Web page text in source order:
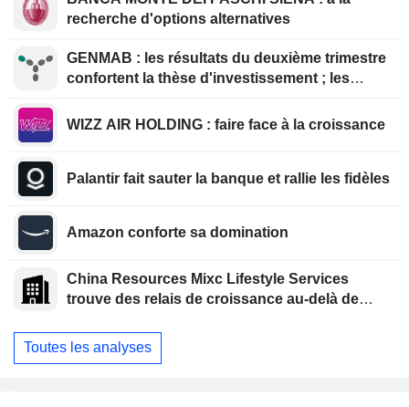
recherche d'options alternatives
GENMAB : les résultats du deuxième trimestre
confortent la thèse d'investissement ; les
WIZZ AIR HOLDING : faire face à la croissance
Palantir fait sauter la banque et rallie les fidèles
Amazon conforte sa domination
China Resources Mixc Lifestyle Services
trouve des relais de croissance au-delà de
Toutes les analyses